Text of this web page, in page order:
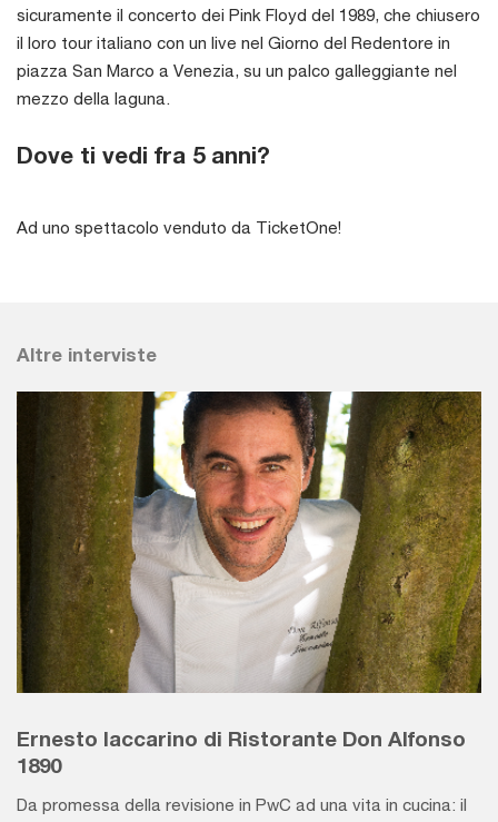
sicuramente il concerto dei Pink Floyd del 1989, che chiusero
il loro tour italiano con un live nel Giorno del Redentore in
piazza San Marco a Venezia, su un palco galleggiante nel
mezzo della laguna.
Dove ti vedi fra 5 anni?
Ad uno spettacolo venduto da TicketOne!
Altre interviste
Ernesto Iaccarino di Ristorante Don Alfonso
1890
Da promessa della revisione in PwC ad una vita in cucina: il